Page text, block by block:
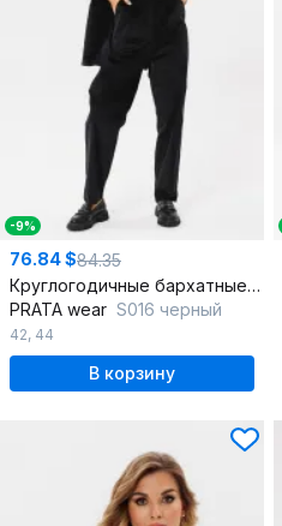
-9%
76.84 $84.35
Круглогодичные бархатные брюки из текстиля с карманами
PRATA wear S016 черный
42, 44
В корзину